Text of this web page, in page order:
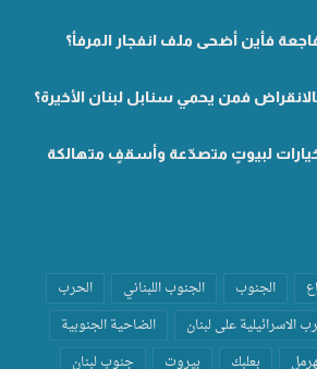
فأين أضحى ملف انفجار المرفأ؟
فمن يحمي سنابل لبنان الأخيرة؟
خيارات لبيوتٍ متصدّعة وأسقفٍ متهالكة
الجنوب الجنوب اللبناني
الحرب
الاسرائيلية على لبنان
الضاحية الجنوبية
بعلبك بيروت جنوب لبنان